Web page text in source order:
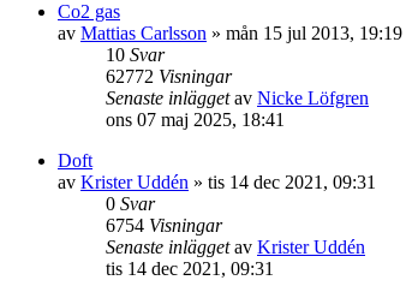
Co2 gas
av Mattias Carlsson » mån 15 jul 2013, 19:19
10 Svar
62772 Visningar
Senaste inläggetav Nicke Löfgren
ons 07 maj 2025, 18:41
Doft
av Krister Uddén » tis 14 dec 2021, 09:31
0 Svar
6754 Visningar
Senaste inläggetav Krister Uddén
tis 14 dec 2021, 09:31